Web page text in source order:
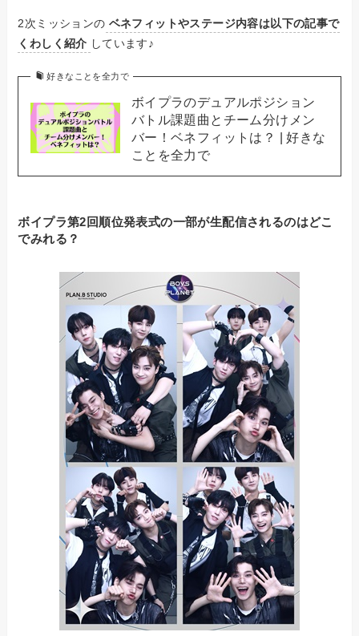
2次ミッションの ベネフィットやステージ内容は以下の記事で
くわしく紹介 しています♪
好きなことを全力で
ボイプラのデュアルポジション
バトル課題曲とチーム分けメン
バー！ベネフィットは？ | 好きな
ことを全力で
ボイプラ第2回順位発表式の一部が生配信されるのはどこ
でみれる？